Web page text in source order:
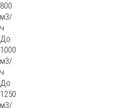
800
м3/
ч
До
1000
м3/
ч
До
1250
м3/